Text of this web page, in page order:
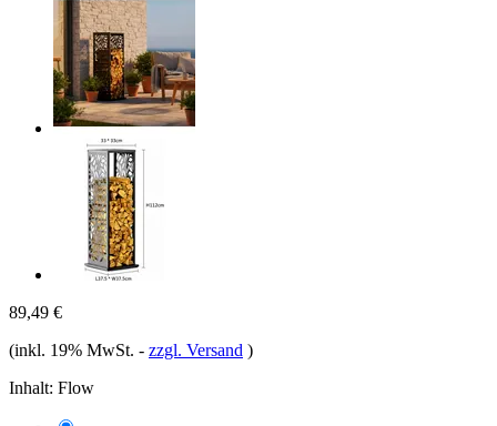
89,49 €
(inkl. 19% MwSt. - zzgl. Versand )
Inhalt: Flow